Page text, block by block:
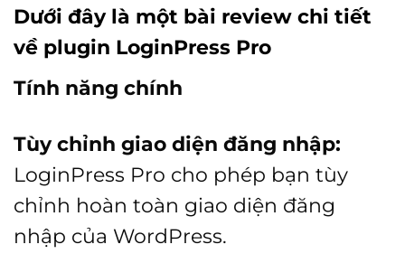
Dưới đây là một bài review chi tiết
về plugin LoginPress Pro
Tính năng chính
Tùy chỉnh giao diện đăng nhập:
LoginPress Pro cho phép bạn tùy
chỉnh hoàn toàn giao diện đăng
nhập của WordPress.